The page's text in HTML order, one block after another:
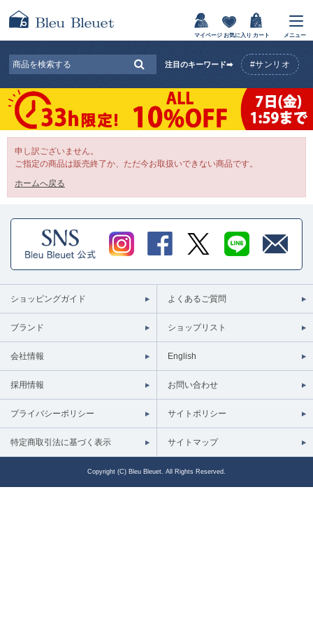
マイページ お気に入り カート メニュー
注目のキーワード➡ #サンリオ
申し訳ございません。
ご指定の商品は販売終了か、ただ今お取扱いできない商品です。
ホームへ戻る
ショッピングガイド よくあるご質問
ブランド ショップリスト
会社情報 English
採用情報 お問い合わせ
プライバシーポリシー サイトポリシー
特定商取引法に基づく表示 サイトマップ
Copyright (C) Bleu Bleuet. All Rights Reserved.